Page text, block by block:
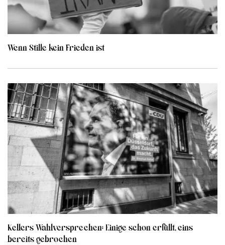
Wenn Stille kein Frieden ist
Kellers Wahlversprechen: Einige schon erfüllt, eins
bereits gebrochen